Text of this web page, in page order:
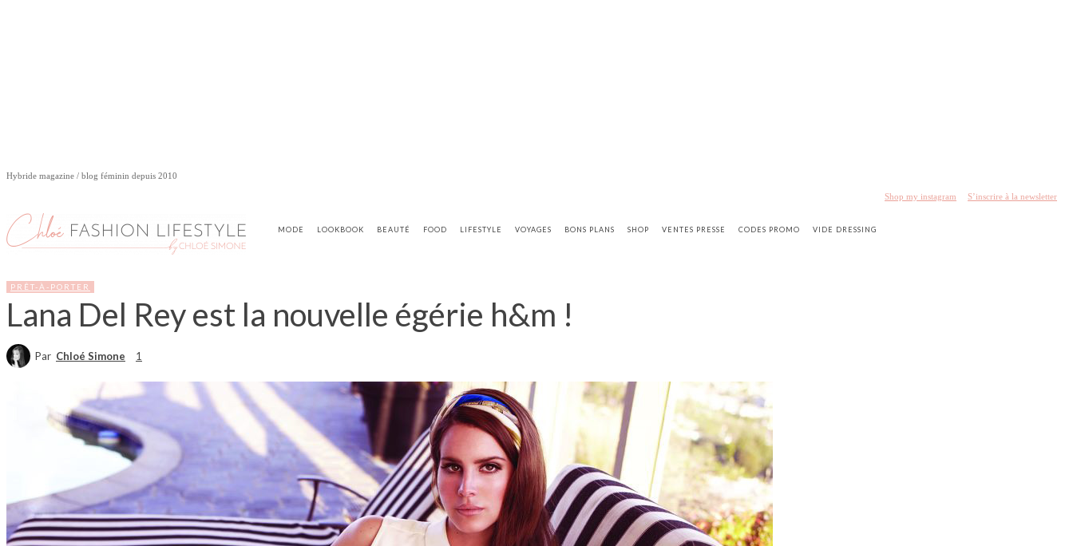
Hybride magazine / blog féminin depuis 2010
Shop my instagram S’inscrire à la newsletter
MODE LOOKBOOK BEAUTÉ FOOD LIFESTYLE VOYAGES BONS PLANS SHOP VENTES PRESSE CODES PROMO VIDE DRESSING
PRÊT-À-PORTER
Lana Del Rey est la nouvelle égérie h&m !
Par Chloé Simone 1